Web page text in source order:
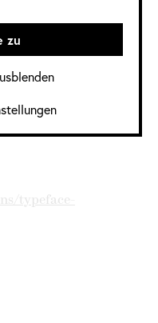
typeface-
zu